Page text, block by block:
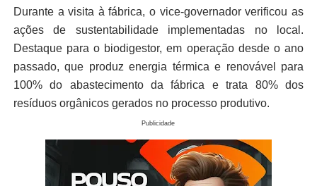
Durante a visita à fábrica, o vice-governador verificou as
ações de sustentabilidade implementadas no local.
Destaque para o biodigestor, em operação desde o ano
passado, que produz energia térmica e renovável para
100% do abastecimento da fábrica e trata 80% dos
resíduos orgânicos gerados no processo produtivo.
Publicidade